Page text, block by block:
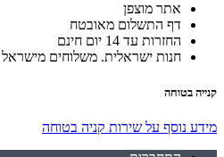
אתר מוצפן
דף התשלום מאובטח
החזרות עד 14 יום חינם
חנות ישראלית. משלוחים מישראל
קנייה בטוחה
מידע נוסף על שירות קניה בטוחה